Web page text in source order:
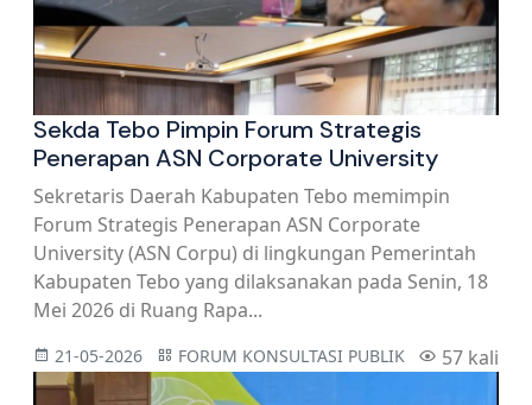
Sekda Tebo Pimpin Forum Strategis
Penerapan ASN Corporate University
Sekretaris Daerah Kabupaten Tebo memimpin
Forum Strategis Penerapan ASN Corporate
University (ASN Corpu) di lingkungan Pemerintah
Kabupaten Tebo yang dilaksanakan pada Senin, 18
Mei 2026 di Ruang Rapa...
21-05-2026 FORUM KONSULTASI PUBLIK 57 kali